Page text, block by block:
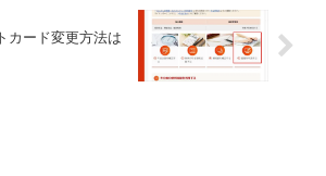
カード変更方法は